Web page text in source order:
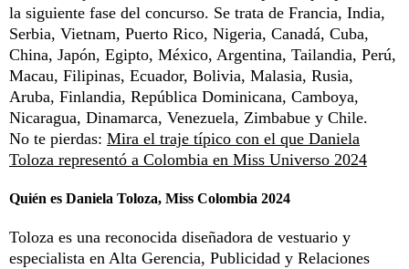
la siguiente fase del concurso. Se trata de Francia, India,
Serbia, Vietnam, Puerto Rico, Nigeria, Canadá, Cuba,
China, Japón, Egipto, México, Argentina, Tailandia, Perú,
Macau, Filipinas, Ecuador, Bolivia, Malasia, Rusia,
Aruba, Finlandia, República Dominicana, Camboya,
Nicaragua, Dinamarca, Venezuela, Zimbabue y Chile.
No te pierdas: Mira el traje típico con el que Daniela
Toloza representó a Colombia en Miss Universo 2024
Quién es Daniela Toloza, Miss Colombia 2024
Toloza es una reconocida diseñadora de vestuario y
especialista en Alta Gerencia, Publicidad y Relaciones